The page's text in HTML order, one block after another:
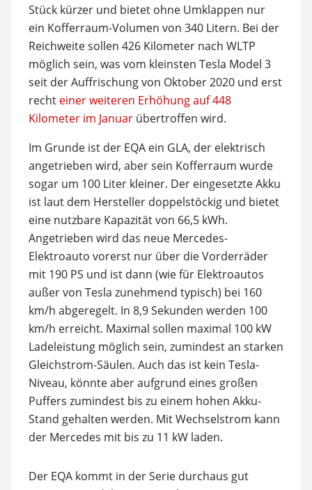
Stück kürzer und bietet ohne Umklappen nur
ein Kofferraum-Volumen von 340 Litern. Bei der
Reichweite sollen 426 Kilometer nach WLTP
möglich sein, was vom kleinsten Tesla Model 3
seit der Auffrischung von Oktober 2020 und erst
rechteiner weiteren Erhöhung auf 448
Kilometer im Januarübertroffen wird.
Im Grunde ist der EQA ein GLA, der elektrisch
angetrieben wird, aber sein Kofferraum wurde
sogar um 100 Liter kleiner. Der eingesetzte Akku
ist laut dem Hersteller doppelstöckig und bietet
eine nutzbare Kapazität von 66,5 kWh.
Angetrieben wird das neue Mercedes-
Elektroauto vorerst nur über die Vorderräder
mit 190 PS und ist dann (wie für Elektroautos
außer von Tesla zunehmend typisch) bei 160
km/h abgeregelt. In 8,9 Sekunden werden 100
km/h erreicht. Maximal sollen maximal 100 kW
Ladeleistung möglich sein, zumindest an starken
Gleichstrom-Säulen. Auch das ist kein Tesla-
Niveau, könnte aber aufgrund eines großen
Puffers zumindest bis zu einem hohen Akku-
Stand gehalten werden. Mit Wechselstrom kann
der Mercedes mit bis zu 11 kW laden.
Der EQA kommt in der Serie durchaus gut